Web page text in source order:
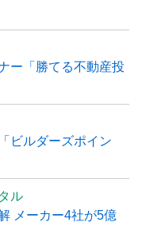
ー「勝てる不動産投
ビルダーズポイン
ル
メーカー4社が5億